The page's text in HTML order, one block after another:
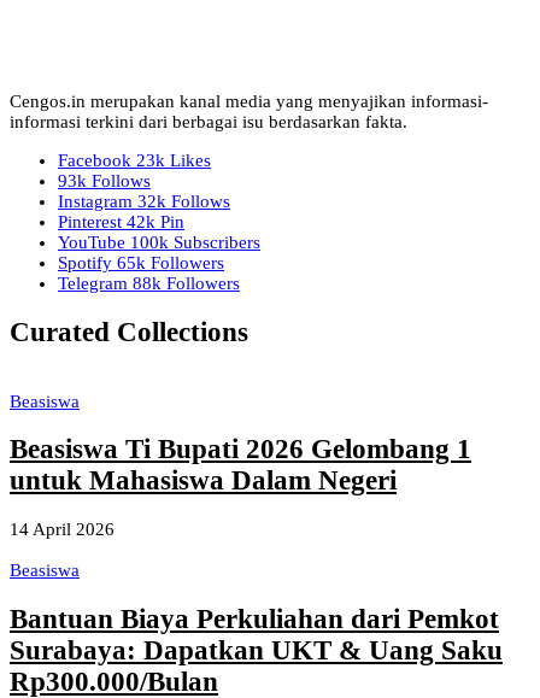
Cengos.in merupakan kanal media yang menyajikan informasi-
informasi terkini dari berbagai isu berdasarkan fakta.
Facebook 23k Likes
93k Follows
Instagram 32k Follows
Pinterest 42k Pin
YouTube 100k Subscribers
Spotify 65k Followers
Telegram 88k Followers
Curated Collections
Beasiswa
Beasiswa Ti Bupati 2026 Gelombang 1
untuk Mahasiswa Dalam Negeri
14 April 2026
Beasiswa
Bantuan Biaya Perkuliahan dari Pemkot
Surabaya: Dapatkan UKT & Uang Saku
Rp300.000/Bulan